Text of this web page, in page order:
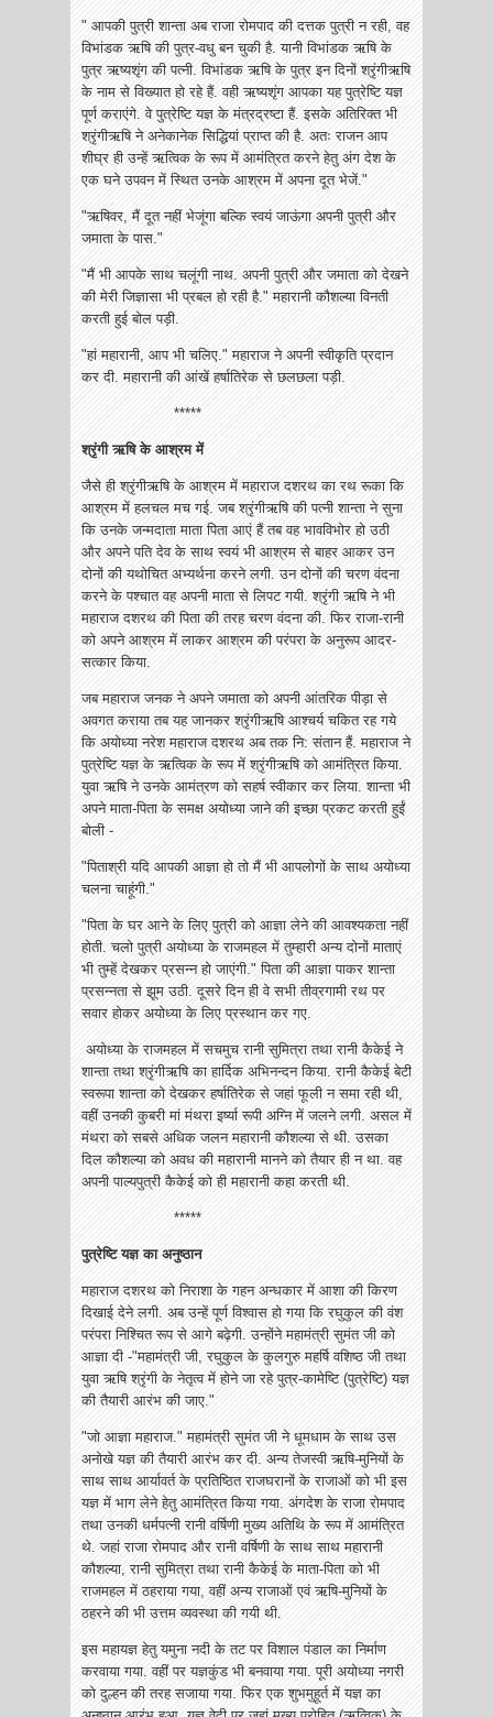
" आपकी पुत्री शान्ता अब राजा रोमपाद की दत्तक पुत्री न रही, वह
विभांडक ऋषि की पुत्र-वधु बन चुकी है. यानी विभांडक ऋषि के
पुत्र ऋष्यशृंग की पत्नी. विभांडक ऋषि के पुत्र इन दिनों श्रृंगीऋषि
के नाम से विख्यात हो रहे हैं. वही ऋष्यशृंग आपका यह पुत्रेष्टि यज्ञ
पूर्ण कराएंगे. वे पुत्रेष्टि यज्ञ के मंत्रद्रष्टा हैं. इसके अतिरिक्त भी
श्रृंगीऋषि ने अनेकानेक सिद्धियां प्राप्त की है. अतः राजन आप
शीघ्र ही उन्हें ऋत्विक के रूप में आमंत्रित करने हेतु अंग देश के
एक घने उपवन में स्थित उनके आश्रम में अपना दूत भेजें."
"ऋषिवर, मैं दूत नहीं भेजूंगा बल्कि स्वयं जाऊंगा अपनी पुत्री और
जमाता के पास."
"मैं भी आपके साथ चलूंगी नाथ. अपनी पुत्री और जमाता को देखने
की मेरी जिज्ञासा भी प्रबल हो रही है." महारानी कौशल्या विनती
करती हुई बोल पड़ी.
"हां महारानी, आप भी चलिए." महाराज ने अपनी स्वीकृति प्रदान
कर दी. महारानी की आंखें हर्षातिरेक से छलछला पड़ी.
*****
श्रृंगी ऋषि के आश्रम में
जैसे ही श्रृंगीऋषि के आश्रम में महाराज दशरथ का रथ रूका कि
आश्रम में हलचल मच गई. जब श्रृंगीऋषि की पत्नी शान्ता ने सुना
कि उनके जन्मदाता माता पिता आएं हैं तब वह भावविभोर हो उठी
और अपने पति देव के साथ स्वयं भी आश्रम से बाहर आकर उन
दोनों की यथोचित अभ्यर्थना करने लगी. उन दोनों की चरण वंदना
करने के पश्चात वह अपनी माता से लिपट गयी. श्रृंगी ऋषि ने भी
महाराज दशरथ की पिता की तरह चरण वंदना की. फिर राजा-रानी
को अपने आश्रम में लाकर आश्रम की परंपरा के अनुरूप आदर-
सत्कार किया.
जब महाराज जनक ने अपने जमाता को अपनी आंतरिक पीड़ा से
अवगत कराया तब यह जानकर श्रृंगीऋषि आश्चर्य चकित रह गये
कि अयोध्या नरेश महाराज दशरथ अब तक नि: संतान हैं. महाराज ने
पुत्रेष्टि यज्ञ के ऋत्विक के रूप में श्रृंगीऋषि को आमंत्रित किया.
युवा ऋषि ने उनके आमंत्रण को सहर्ष स्वीकार कर लिया. शान्ता भी
अपने माता-पिता के समक्ष अयोध्या जाने की इच्छा प्रकट करती हुईं
बोली -
"पिताश्री यदि आपकी आज्ञा हो तो मैं भी आपलोगों के साथ अयोध्या
चलना चाहूंगी."
"पिता के घर आने के लिए पुत्री को आज्ञा लेने की आवश्यकता नहीं
होती. चलो पुत्री अयोध्या के राजमहल में तुम्हारी अन्य दोनों माताएं
भी तुम्हें देखकर प्रसन्न हो जाएंगी." पिता की आज्ञा पाकर शान्ता
प्रसन्नता से झूम उठी. दूसरे दिन ही वे सभी तीव्रगामी रथ पर
सवार होकर अयोध्या के लिए प्रस्थान कर गए.
अयोध्या के राजमहल में सचमुच रानी सुमित्रा तथा रानी कैकेई ने
शान्ता तथा श्रृंगीऋषि का हार्दिक अभिनन्दन किया. रानी कैकेई बेटी
स्वरूपा शान्ता को देखकर हर्षातिरेक से जहां फूली न समा रही थी,
वहीं उनकी कुबरी मां मंथरा इर्ष्या रूपी अग्नि में जलने लगी. असल में
मंथरा को सबसे अधिक जलन महारानी कौशल्या से थी. उसका
दिल कौशल्या को अवध की महारानी मानने को तैयार ही न था. वह
अपनी पाल्यपुत्री कैकेई को ही महारानी कहा करती थी.
*****
पुत्रेष्टि यज्ञ का अनुष्ठान
महाराज दशरथ को निराशा के गहन अन्धकार में आशा की किरण
दिखाई देने लगी. अब उन्हें पूर्ण विश्वास हो गया कि रघुकुल की वंश
परंपरा निश्चित रूप से आगे बढ़ेगी. उन्होंने महामंत्री सुमंत जी को
आज्ञा दी -"महामंत्री जी, रघुकुल के कुलगुरु महर्षि वशिष्ठ जी तथा
युवा ऋषि श्रृंगी के नेतृत्व में होने जा रहे पुत्र-कामेष्टि (पुत्रेष्टि) यज्ञ
की तैयारी आरंभ की जाए."
"जो आज्ञा महाराज." महामंत्री सुमंत जी ने धूमधाम के साथ उस
अनोखे यज्ञ की तैयारी आरंभ कर दी. अन्य तेजस्वी ऋषि-मुनियों के
साथ साथ आर्यावर्त के प्रतिष्ठित राजघरानों के राजाओं को भी इस
यज्ञ में भाग लेने हेतु आमंत्रित किया गया. अंगदेश के राजा रोमपाद
तथा उनकी धर्मपत्नी रानी वर्षिणी मुख्य अतिथि के रूप में आमंत्रित
थे. जहां राजा रोमपाद और रानी वर्षिणी के साथ साथ महारानी
कौशल्या, रानी सुमित्रा तथा रानी कैकेई के माता-पिता को भी
राजमहल में ठहराया गया, वहीं अन्य राजाओं एवं ऋषि-मुनियों के
ठहरने की भी उत्तम व्यवस्था की गयी थी.
इस महायज्ञ हेतु यमुना नदी के तट पर विशाल पंडाल का निर्माण
करवाया गया. वहीं पर यज्ञकुंड भी बनवाया गया. पूरी अयोध्या नगरी
को दुल्हन की तरह सजाया गया. फिर एक शुभमुहूर्त में यज्ञ का